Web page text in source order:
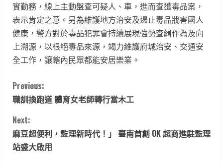
實勤務，線上主動盤查可疑人、車，進而查獲毒品案，
表示肯定之意。另為維護地方治安及遏止毒品戕害國人
健康，警方對於毒品犯罪會持續展現強勢查緝作為及向
上溯源，以根絕毒品來源，竭力維護府城治安、交通安
全工作，讓轄內民眾都能安居樂業。
C
o
n
t
Previous:
職訓換跑道 體育女老師轉行當木工
Next:
麻豆超便利，監理新時代！」 臺南首創 OK 超商進駐監理
站盛大啟用